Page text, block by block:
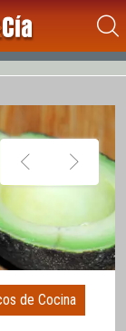
de Cocina